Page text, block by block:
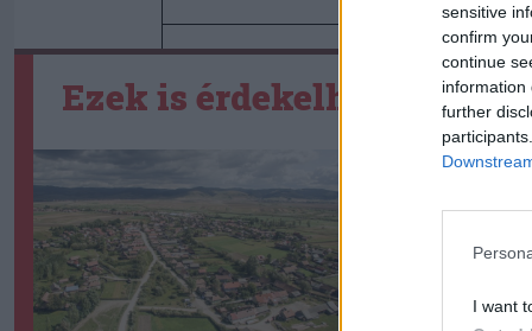
sensitive
confirm
continue
information
further
I want
Ezek is érdekelhetik